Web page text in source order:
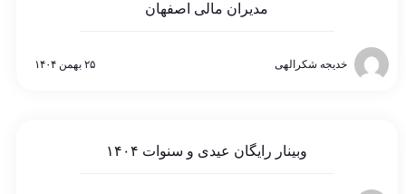
مدیران مالی اصفهان
خدیجه شکرالهی ۲۵ بهمن ۱۴۰۴
وبینار رایگان عیدی و سنوات ۱۴۰۴